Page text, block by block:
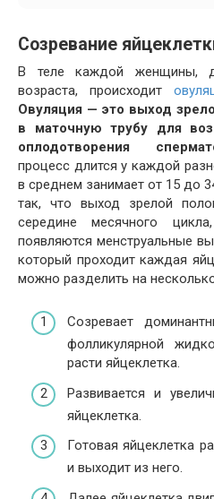
Созревание
В теле каждой женщины,
возраста, происходит
Овуляция — это выход
в маточную трубу для
оплодотворения
процесс длится у каждой
в среднем занимает от 15 до
так, что выход зрелой
середине месячного
появляются менструальные
который проходит каждая
можно разделить на
Созревает
фолликулярной
расти яйцеклетка.
Развивается и
яйцеклетка.
Готовая яйцеклетка
и выходит из него.